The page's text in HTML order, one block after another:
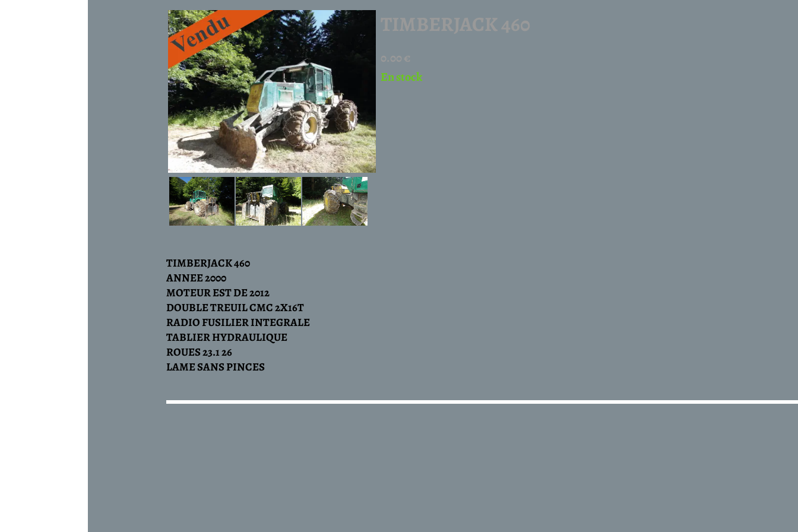
TIMBERJACK 460
0.00 €
En stock
MOTEUR EST DE 2012
DOUBLE TREUIL CMC 2X16T
RADIO FUSILIER INTEGRALE
TABLIER HYDRAULIQUE
LAME SANS PINCES